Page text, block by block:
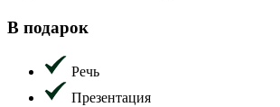
В подарок
Речь
Презентация